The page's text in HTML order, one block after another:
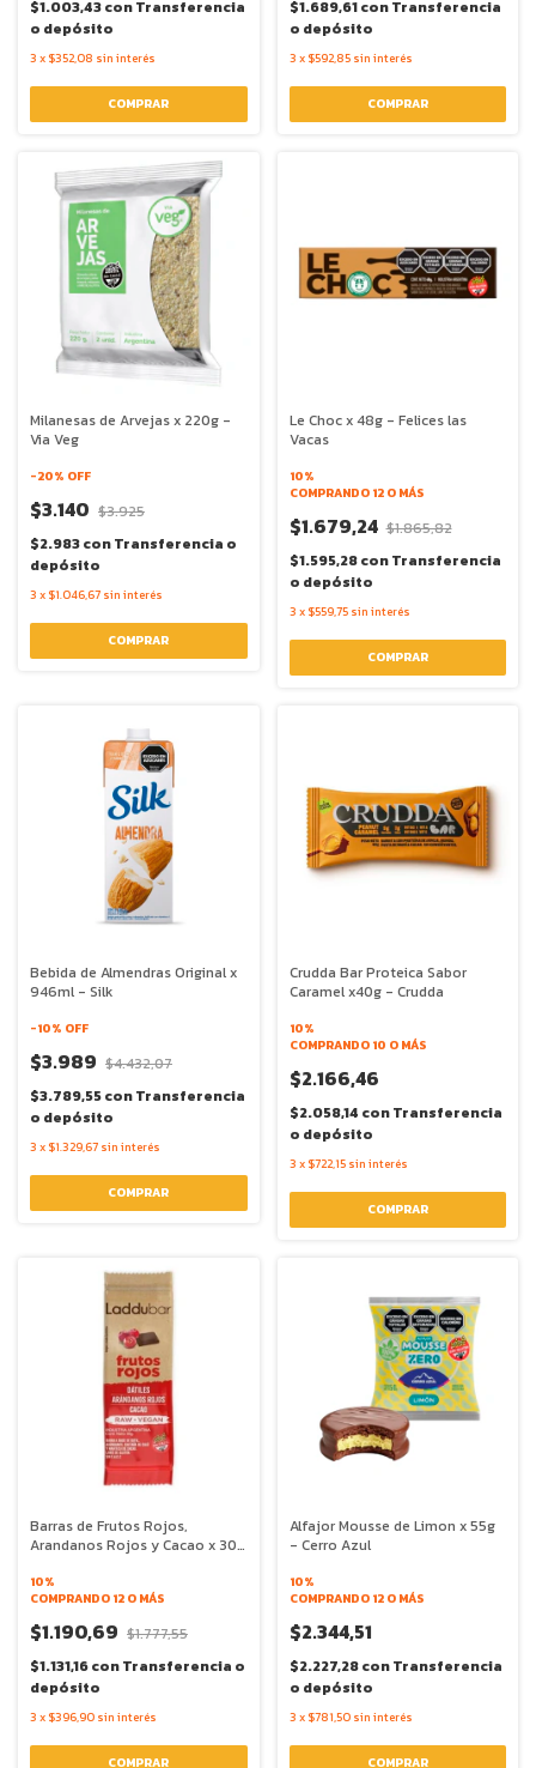
$1.003,43conTransferencia
o depósito
3 x $352,08 sin interés
$1.689,61conTransferencia
o depósito
3 x $592,85 sin interés
Milanesas de Arvejas x 220g -
Via Veg
-20% OFF
$3.140 $3.925
$2.983conTransferencia o
depósito
3 x $1.046,67 sin interés
Le Choc x 48g - Felices las
Vacas
10%
COMPRANDO 12 O MÁS
$1.679,24 $1.865,82
$1.595,28conTransferencia
o depósito
3 x $559,75 sin interés
Bebida de Almendras Original x
946ml - Silk
-10% OFF
$3.989 $4.432,07
$3.789,55conTransferencia
o depósito
3 x $1.329,67 sin interés
Crudda Bar Proteica Sabor
Caramel x40g - Crudda
10%
COMPRANDO 10 O MÁS
$2.166,46
$2.058,14 conTransferencia
o depósito
3 x $722,15 sin interés
Barras de Frutos Rojos,
Arandanos Rojos y Cacao x 30g
10%
COMPRANDO 12 O MÁS
$1.190,69 $1.777,55
$1.131,16conTransferencia o
depósito
3 x $396,90 sin interés
Alfajor Mousse de Limon x 55g
- Cerro Azul
10%
COMPRANDO 12 O MÁS
$2.344,51
$2.227,28conTransferencia
o depósito
3 x $781,50 sin interés